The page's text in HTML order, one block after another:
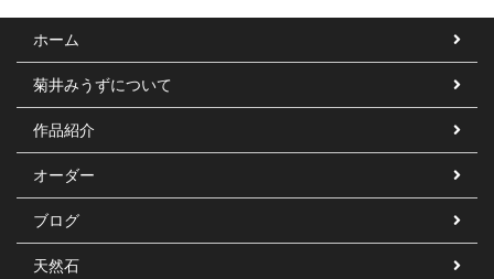
ホーム
菊井みうずについて
作品紹介
オーダー
ブログ
天然石